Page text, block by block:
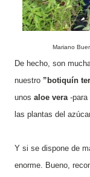
Mariano
De hecho, son
nuestro ”botiquín t
unos aloe vera-para
las plantas del
Y si se dispone de
enorme. Bueno,